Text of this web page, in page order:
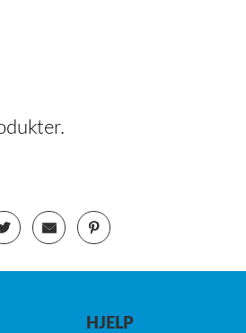
HJELP